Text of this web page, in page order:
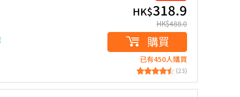
HK$318.9
HK$488.0
購買
已有450人購買
(23)